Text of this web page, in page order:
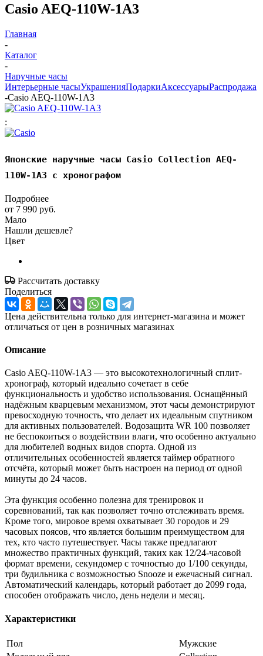
Casio AEQ-110W-1A3
Главная
-
Каталог
-
Наручные часы
Интерьерные часыУкрашенияПодаркиАксессуарыРаспродажа
-Casio AEQ-110W-1A3
:
Японские наручные часы Casio Collection AEQ-
110W-1A3 с хронографом
Подробнее
от 7 990 руб.
Мало
Нашли дешевле?
Цвет
Рассчитать доставку
Поделиться
Цена действительна только для интернет-магазина и может
отличаться от цен в розничных магазинах
Описание
Casio AEQ-110W-1A3 — это высокотехнологичный сплит-
хронограф, который идеально сочетает в себе
функциональность и удобство использования. Оснащённый
надёжным кварцевым механизмом, этот часы демонстрируют
превосходную точность, что делает их идеальным спутником
для активных пользователей. Водозащита WR 100 позволяет
не беспокоиться о воздействии влаги, что особенно актуально
для любителей водных видов спорта. Одной из
отличительных особенностей является таймер обратного
отсчёта, который может быть настроен на период от одной
минуты до 24 часов.
Эта функция особенно полезна для тренировок и
соревнований, так как позволяет точно отслеживать время.
Кроме того, мировое время охватывает 30 городов и 29
часовых поясов, что является большим преимуществом для
тех, кто часто путешествует. Часы также предлагают
множество практичных функций, таких как 12/24-часовой
формат времени, секундомер с точностью до 1/100 секунды,
три будильника с возможностью Snooze и ежечасный сигнал.
Автоматический календарь, который работает до 2099 года,
способен отображать число, день недели и месяц.
Характеристики
Пол
Мужские